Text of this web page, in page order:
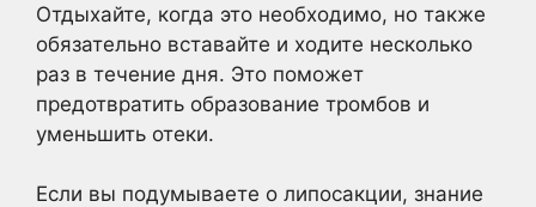
Отдыхайте, когда это необходимо, но также
обязательно вставайте и ходите несколько
раз в течение дня. Это поможет
предотвратить образование тромбов и
уменьшить отеки.
Если вы подумываете о липосакции, знание